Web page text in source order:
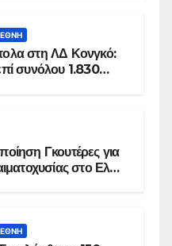
στη ΛΔ Κονγκό:
συνόλου 1.830
Γκουτέρες για
στο Ελ